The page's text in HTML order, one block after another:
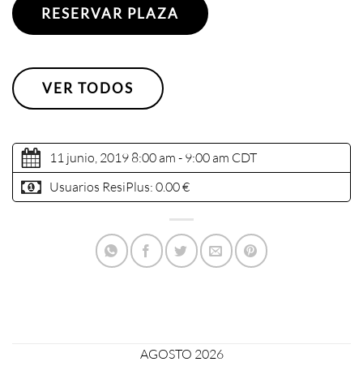
RESERVAR PLAZA
VER TODOS
11 junio, 2019 8:00 am - 9:00 am CDT
Usuarios ResiPlus: 0.00 €
AGOSTO 2026